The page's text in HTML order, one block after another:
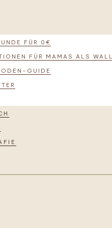
FÜR 0€
FÜR MAMAS ALS
GUIDE